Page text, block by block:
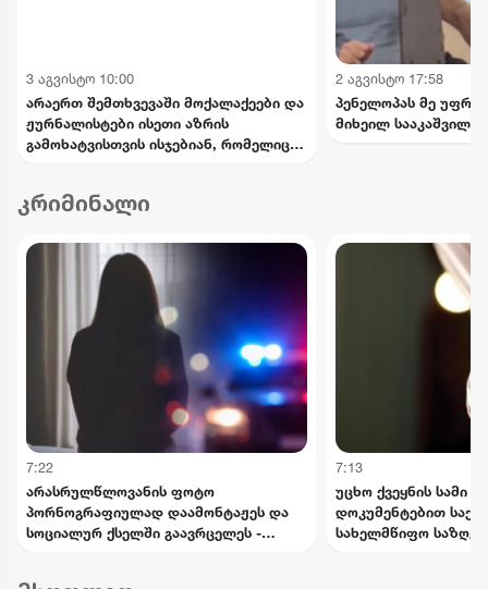
3 აგვისტო 10:00
არაერთ შემთხვევაში მოქალაქეები და
ჟურნალისტები ისეთი აზრის
გამოხატვისთვის ისჯებიან, რომელიც
ეროვნული პლატფორმა
2 აგვისტო 17:58
პენელოპას მე უფრო
მიხეილ სააკაშვილი
კრიმინალი
7:22
არასრულწლოვანის ფოტო
პორნოგრაფიულად დაამონტაჟეს და
სოციალურ ქსელში გაავრცელეს -
7:13
უცხო ქვეყნის სამი
დოკუმენტებით
სახელმწიფო